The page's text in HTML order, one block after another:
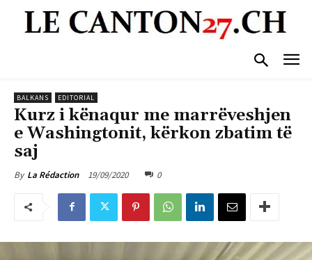
BALKANS EDITORIAL
Kurz i kënaqur me marrëveshjen
e Washingtonit, kërkon zbatim të
saj
By La Rédaction 19/09/2020 0